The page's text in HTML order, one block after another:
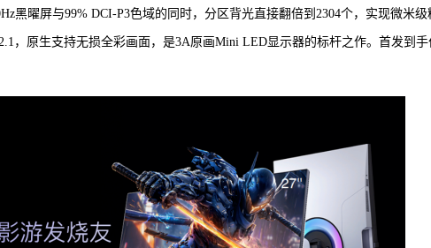
黑曜屏与99% DCI-P3色域的同时，分区背光直接翻倍到2304个，实现微米级
，原生支持无损全彩画面，是3A原画Mini LED显示器的标杆之作。首发到手